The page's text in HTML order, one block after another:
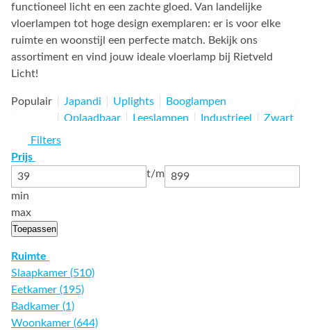
functioneel licht en een zachte gloed. Van landelijke
vloerlampen tot hoge design exemplaren: er is voor elke
ruimte en woonstijl een perfecte match. Bekijk ons
assortiment en vind jouw ideale vloerlamp bij Rietveld
Licht!
Populair Japandi Uplights
Booglampen
Oplaadbaar
Leeslampen Industrieel
Zwart
Filters
Prijs
t/m
min
max
Toepassen
Ruimte
Slaapkamer (510)
Eetkamer (195)
Badkamer (1)
Woonkamer (644)